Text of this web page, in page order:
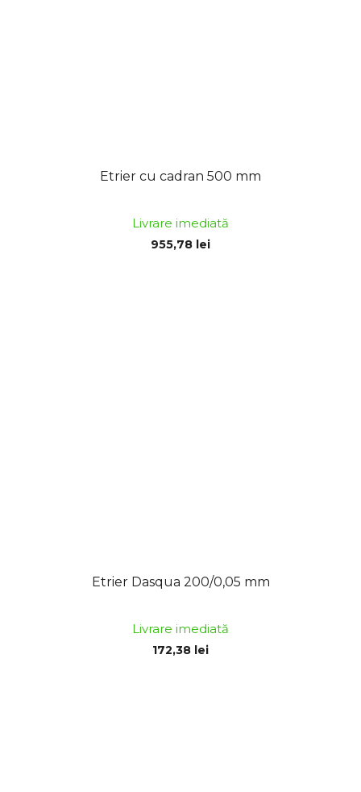
Etrier cu cadran 500 mm
Livrare imediată
955,78 lei
Etrier Dasqua 200/0,05 mm
Livrare imediată
172,38 lei